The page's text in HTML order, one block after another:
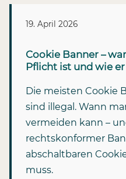
19. April 2026
Cookie Banner –
Pflicht ist und wie
Die meisten Cookie
sind illegal. Wann
vermeiden kann –
rechtskonformer
abschaltbaren
muss.